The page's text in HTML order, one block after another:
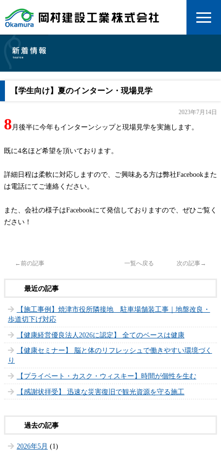
【学生向け】夏のインターン・現場見学
2023年7月14日
8月後半に今年もインターンシップと現場見学を実施します。
既に4名ほど希望を頂いております。
詳細日程は柔軟に対応しますので、ご興味ある方は弊社Facebookまた
は電話にてご連絡ください。
また、会社の様子はFacebookにて発信しておりますので、ぜひご覧く
ださい！
←前の記事 一覧へ戻る 次の記事→
【施工事例】焼津市役所隣接地 駐車場舗装工事｜地盤改良・
歩道切下げ対応
【健康経営優良法人2026に認定】 全てのベースは健康
【健康セミナー】 脳と体のリフレッシュで働きやすい環境づく
り
【プライベート・カスク・ウィスキー】時間が個性を生む
【感謝状拝受】 迅速な災害復旧で観光資源を守る施工
2026年5月 (1)